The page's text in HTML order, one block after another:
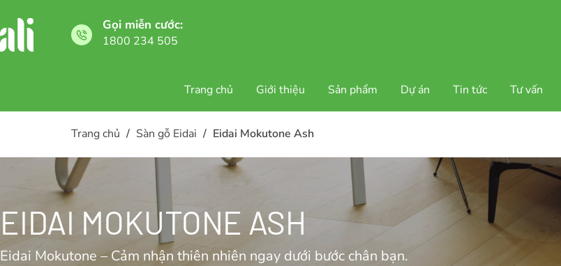
Gọi miễn cước:
1800 234 505
Trang chủ Giới thiệu Sản phẩm Dự án Tin tức Tư vấn
Trang chủ / Sàn gỗ Eidai / Eidai Mokutone Ash
EIDAI MOKUTONE ASH
Eidai Mokutone – Cảm nhận thiên nhiên ngay dưới bước chân bạn.